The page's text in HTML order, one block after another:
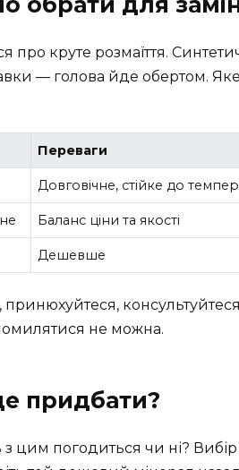
про круте розмаїття.
— голова йде обертом.
Переваги
Довговічне, стійке до
Баланс ціни та якості
Дешевше
принюхуйтеся,
не можна.
придбати?
цим погодиться чи ні?